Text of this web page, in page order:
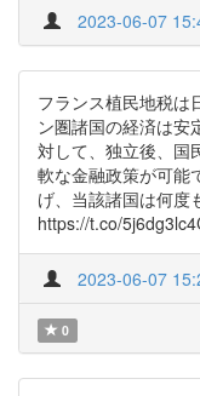
2023-06-07
フランス植民地税は
ン圏諸国の経済は
対して、独立後、国
軟な金融政策が可能
げ、当該諸国は何度
https://t.co/
2023-06-07
0